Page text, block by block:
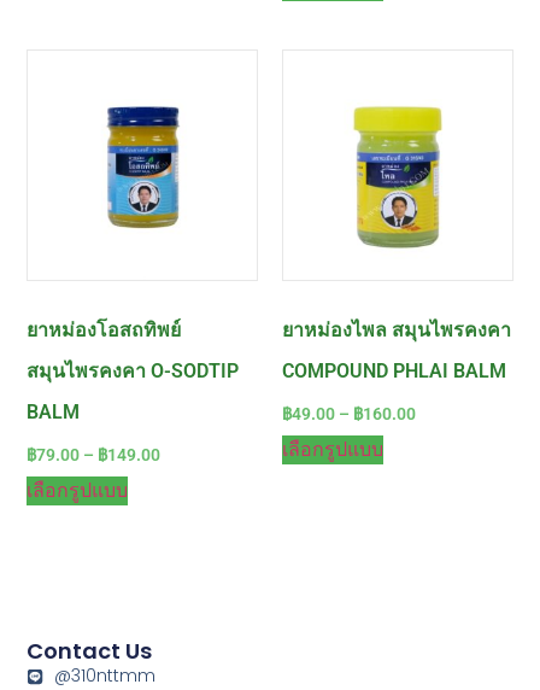
ยาหม่องโอสถทิพย์
สมุนไพรคงคา O-SODTIP
BALM
฿79.00 – ฿149.00
เลือกรูปแบบ
ยาหม่องไพล สมุนไพรคงคา
COMPOUND PHLAI BALM
฿49.00 – ฿160.00
เลือกรูปแบบ
Contact Us
@310nttmm